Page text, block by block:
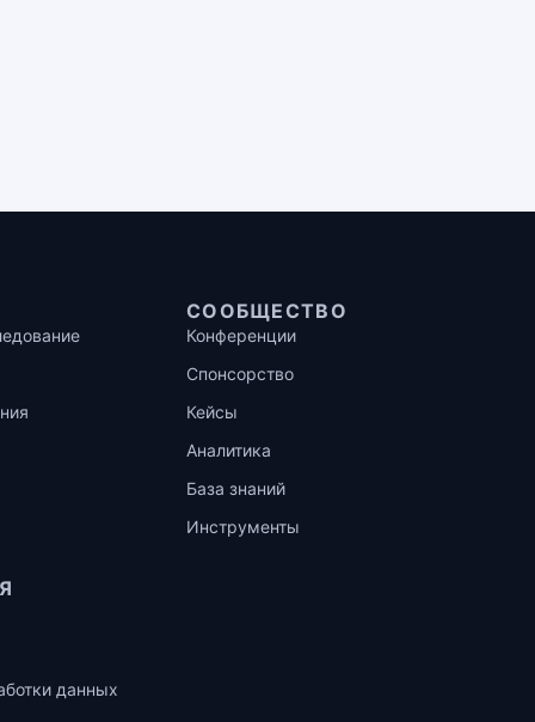
СООБЩЕСТВО
Конференции
Спонсорство
Кейсы
Аналитика
База знаний
Инструменты
данных